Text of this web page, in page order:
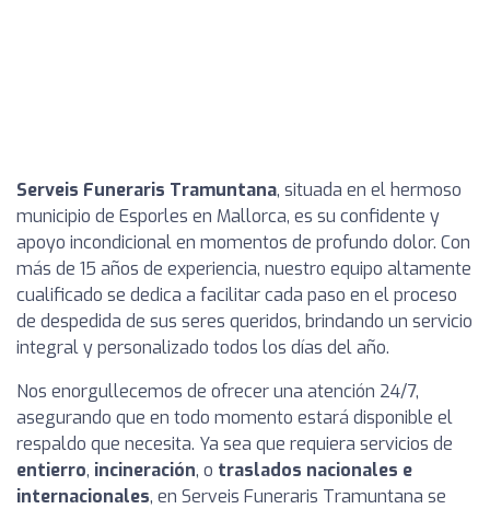
Serveis Funeraris Tramuntana, situada en el hermoso
municipio de Esporles en Mallorca, es su confidente y
apoyo incondicional en momentos de profundo dolor. Con
más de 15 años de experiencia, nuestro equipo altamente
cualificado se dedica a facilitar cada paso en el proceso
de despedida de sus seres queridos, brindando un servicio
integral y personalizado todos los días del año.
Nos enorgullecemos de ofrecer una atención 24/7,
asegurando que en todo momento estará disponible el
respaldo que necesita. Ya sea que requiera servicios de
entierro, incineración, o traslados nacionales e
internacionales, en Serveis Funeraris Tramuntana se